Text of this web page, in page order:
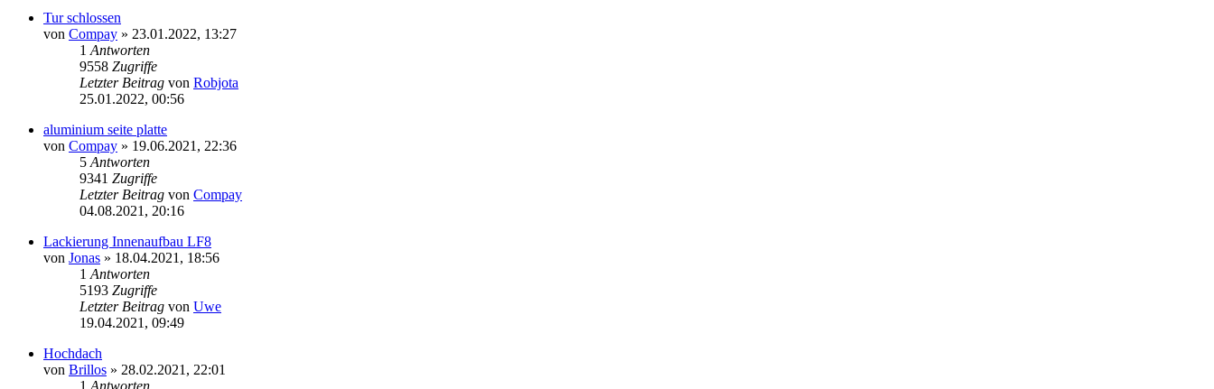
Tur schlossen
von Compay » 23.01.2022, 13:27
1 Antworten
9558 Zugriffe
Letzter Beitrag von Robjota
25.01.2022, 00:56
aluminium seite platte
von Compay » 19.06.2021, 22:36
5 Antworten
9341 Zugriffe
Letzter Beitrag von Compay
04.08.2021, 20:16
Lackierung Innenaufbau LF8
von Jonas » 18.04.2021, 18:56
1 Antworten
5193 Zugriffe
Letzter Beitrag von Uwe
19.04.2021, 09:49
Hochdach
von Brillos » 28.02.2021, 22:01
1 Antworten